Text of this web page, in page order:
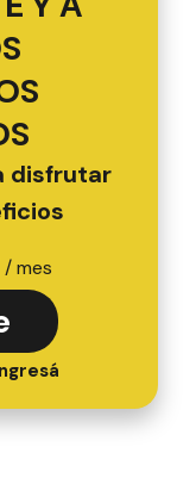
disfrutar
/ mes